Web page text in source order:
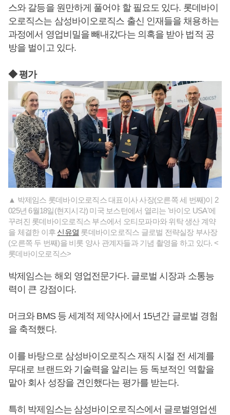
스와 갈등을 원만하게 풀어야 할 필요도 있다. 롯데바이
오로직스는 삼성바이오로직스 출신 인재들을 채용하는
과정에서 영업비밀을 빼내갔다는 의혹을 받아 법적 공
방을 벌이고 있다.
◆ 평가
▲ 박제임스 롯데바이오로직스 대표이사 사장(오른쪽 세 번째)이 2
025년 6월18일(현지시각) 미국 보스턴에서 열리는 '바이오 USA'에
꾸려진 롯데바이오로직스 부스에서 오티모파마와 위탁 생산 계약
을 체결한 이후 신유열 롯데바이오로직스 글로벌 전략실장 부사장
(오른쪽 두 번째)을 비롯 양사 관계자들과 기념 촬영을 하고 있다. <
롯데바이오로직스>
박제임스는 해외 영업전문가다. 글로벌 시장과 소통능
력이 큰 강점이다.
머크와 BMS 등 세계적 제약사에서 15년간 글로벌 경험
을 축적했다.
이를 바탕으로 삼성바이오로직스 재직 시절 전 세계를
무대로 브랜드와 기술력을 알리는 등 독보적인 역할을
맡아 회사 성장을 견인했다는 평가를 받는다.
특히 박제임스는 삼성바이오로직스에서 글로벌영업센